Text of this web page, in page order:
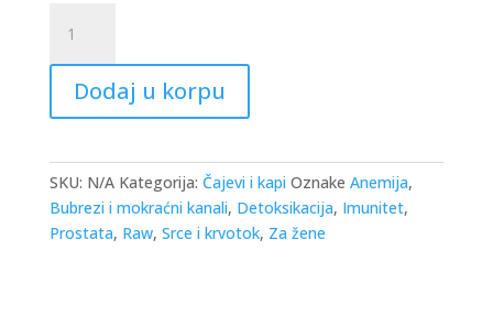
koprive
(Žare)
količina
Dodaj u korpu
SKU: N/A Kategorija: Čajevi i kapi Oznake Anemija,
Bubrezi i mokraćni kanali, Detoksikacija, Imunitet,
Prostata, Raw, Srce i krvotok, Za žene